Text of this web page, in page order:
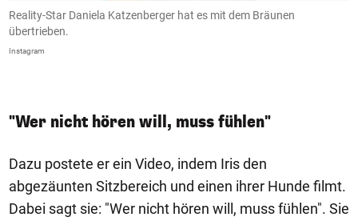
Reality-Star Daniela Katzenberger hat es mit dem Bräunen
übertrieben.
Instagram
"Wer nicht hören will, muss fühlen"
Dazu postete er ein Video, indem Iris den
abgezäunten Sitzbereich und einen ihrer Hunde filmt.
Dabei sagt sie: "Wer nicht hören will, muss fühlen". Sie